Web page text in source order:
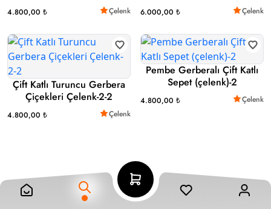
4.800,00 ₺ Çelenk 6.000,00 ₺ Çelenk
Çift Katlı Turuncu Gerbera
Çiçekleri Çelenk-2-2
4.800,00 ₺ Çelenk
Pembe Gerberalı Çift Katlı
Sepet (çelenk)-2
4.800,00 ₺ Çelenk